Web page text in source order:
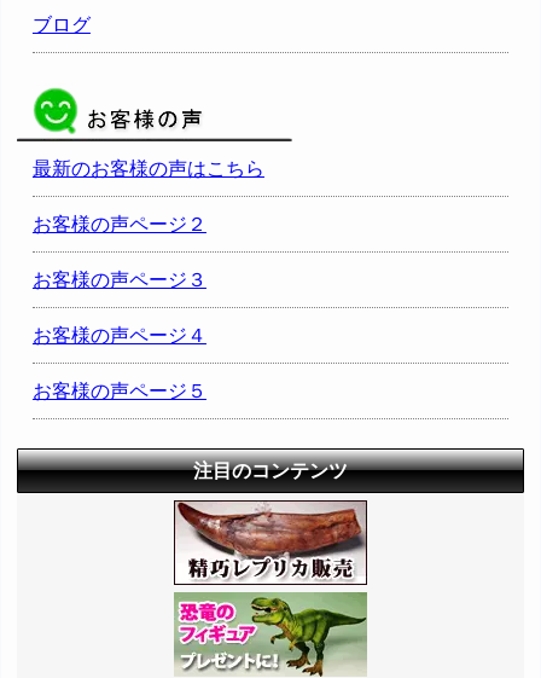
ブログ
最新のお客様の声はこちら
お客様の声ページ２
お客様の声ページ３
お客様の声ページ４
お客様の声ページ５
注目のコンテンツ